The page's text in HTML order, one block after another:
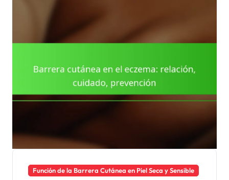
Función de la Barrera Cutánea en Piel Seca y Sensible